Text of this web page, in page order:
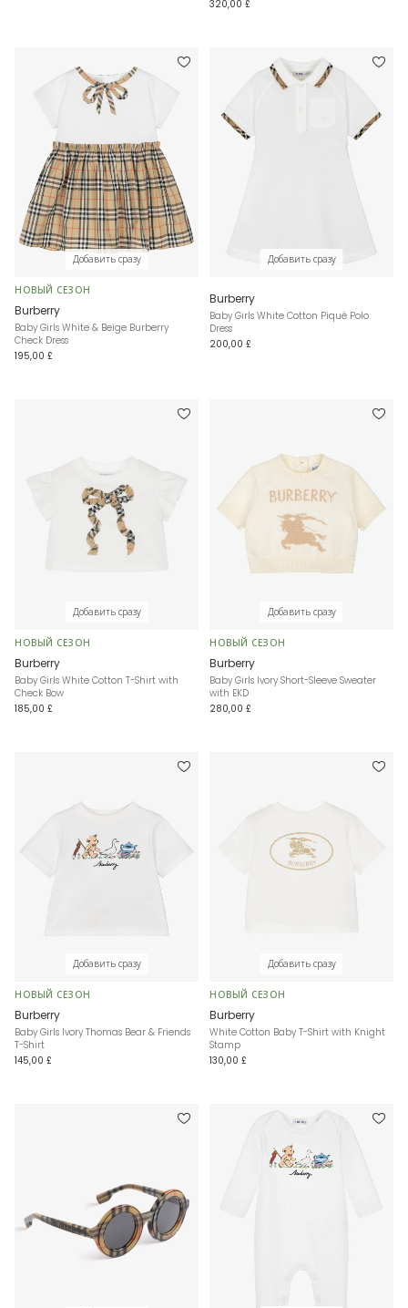
320,00 £
Добавить сразу
НОВЫЙ СЕЗОН
Burberry
Baby Girls White & Beige Burberry
Check Dress
195,00 £
Добавить сразу
Burberry
Baby Girls White Cotton Piqué Polo
Dress
200,00 £
Добавить сразу
НОВЫЙ СЕЗОН
Burberry
Baby Girls White Cotton T-Shirt with
Check Bow
185,00 £
Добавить сразу
НОВЫЙ СЕЗОН
Burberry
Baby Girls Ivory Short-Sleeve Sweater
with EKD
280,00 £
Добавить сразу
НОВЫЙ СЕЗОН
Burberry
Baby Girls Ivory Thomas Bear & Friends
T-Shirt
145,00 £
Добавить сразу
НОВЫЙ СЕЗОН
Burberry
White Cotton Baby T-Shirt with Knight
Stamp
130,00 £